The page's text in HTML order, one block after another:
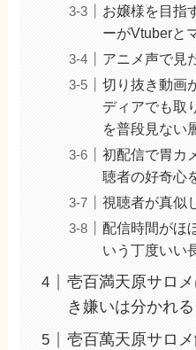
お嬢様を目指
ーがVtuberと
アニメ声で見
切り抜き動画
ディアでも取
を普段見ない
初配信で胃カ
聴者の好奇心
視聴者が真似
配信時間がほ
いう丁度いい
壱百満天原サロ
き嫌いは分かれる
壱百萬天原サロ